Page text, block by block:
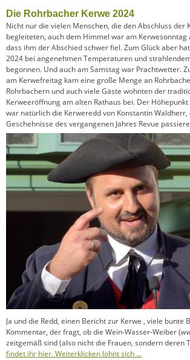
Die Rohrbacher Kerwe 2024
Nicht nur die vielen Menschen, die den Abschluss der
begleiteten, auch dem Himmel war am Kerwesonntag
dass ihm der Abschied schwer fiel. Zum Glück aber
2024 bei angenehmen Temperaturen und
begonnen. Und auch am Samstag war Prachtwetter.
am Kerwefreitag kam eine große Menge an
Rohrbachern und auch viele Gäste wohnten der
Kerweeröffnung am alten Rathaus bei. Der
war natürlich die Kerweredd von Konstantin Waldherr,
Geschehnisse des vergangenen Jahres Revue
Ja und die Redd, einen Bericht zur Kerwe , viele bunte
Kommentar, der fragt, ob die Wein-Wasser-Weiber (
zeitgemäß sind (also nicht die Frauen, sondern deren
findet ihr hier. Weiterklicken lohnt sich …